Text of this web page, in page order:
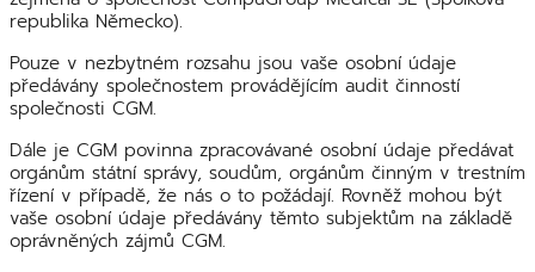
republika Německo).
Pouze v nezbytném rozsahu jsou vaše osobní údaje
předávány společnostem provádějícím audit činností
společnosti CGM.
Dále je CGM povinna zpracovávané osobní údaje předávat
orgánům státní správy, soudům, orgánům činným v trestním
řízení v případě, že nás o to požádají. Rovněž mohou být
vaše osobní údaje předávány těmto subjektům na základě
oprávněných zájmů CGM.